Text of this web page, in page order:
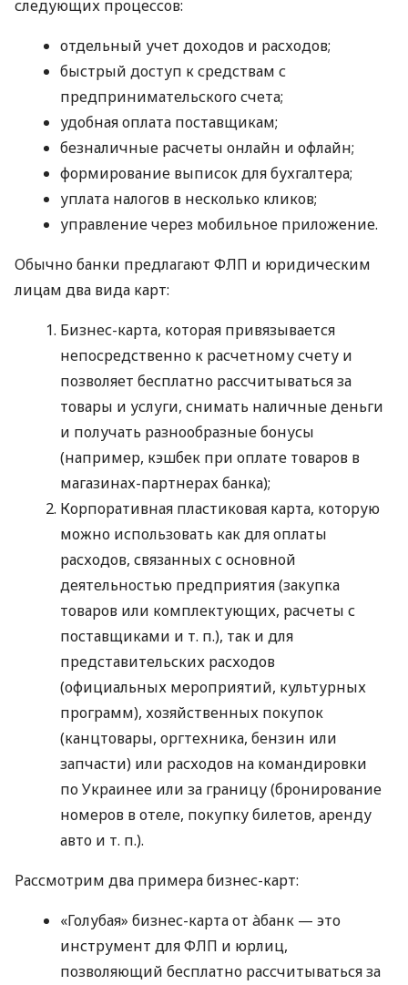
следующих процессов:
отдельный учет доходов и расходов;
быстрый доступ к средствам с
предпринимательского счета;
удобная оплата поставщикам;
безналичные расчеты онлайн и офлайн;
формирование выписок для бухгалтера;
уплата налогов в несколько кликов;
управление через мобильное приложение.
Обычно банки предлагают ФЛП и юридическим
лицам два вида карт:
Бизнес-карта, которая привязывается
непосредственно к расчетному счету и
позволяет бесплатно рассчитываться за
товары и услуги, снимать наличные деньги
и получать разнообразные бонусы
(например, кэшбек при оплате товаров в
магазинах-партнерах банка);
Корпоративная пластиковая карта, которую
можно использовать как для оплаты
расходов, связанных с основной
деятельностью предприятия (закупка
товаров или комплектующих, расчеты с
поставщиками и т. п.), так и для
представительских расходов
(официальных мероприятий, культурных
программ), хозяйственных покупок
(канцтовары, оргтехника, бензин или
запчасти) или расходов на командировки
по Украинее или за границу (бронирование
номеров в отеле, покупку билетов, аренду
авто и т. п.).
Рассмотрим два примера бизнес-карт:
«Голубая» бизнес-карта от àбанк — это
инструмент для ФЛП и юрлиц,
позволяющий бесплатно рассчитываться за